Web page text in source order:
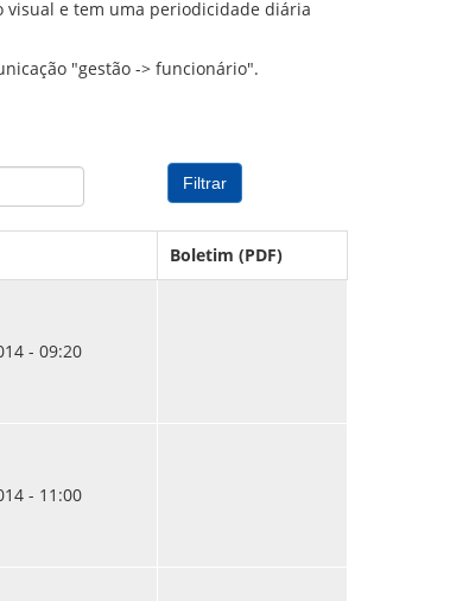
PÚBLICOS
visual e tem uma periodicidade diária
"gestão -> funcionário".
Boletim (PDF)
- 09:20
- 11:00